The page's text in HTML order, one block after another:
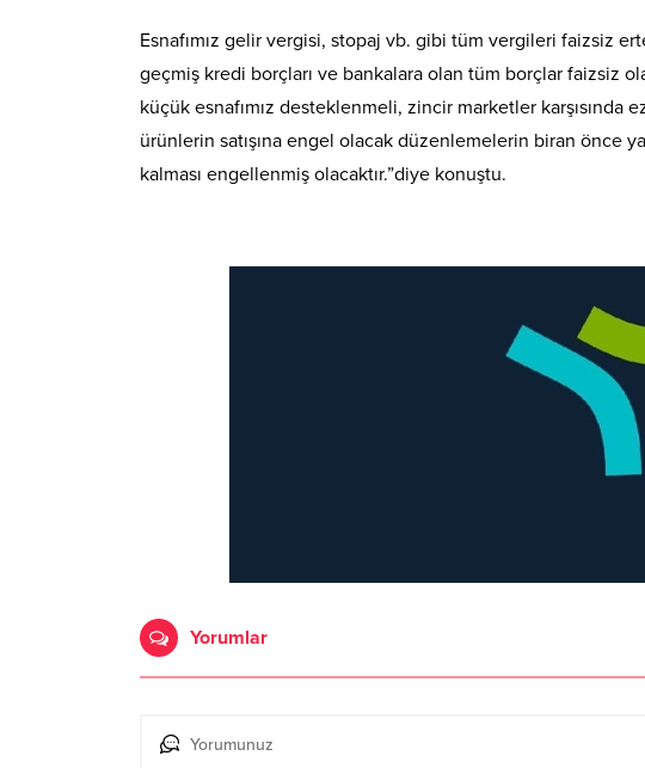
Esnafımız gelir vergisi, stopaj vb. gibi tüm vergileri faizsiz
geçmiş kredi borçları ve bankalara olan tüm borçlar faizsiz
küçük esnafımız desteklenmeli, zincir marketler
ürünlerin satışına engel olacak düzenlemelerin biran önce
kalması engellenmiş olacaktır.”diye konuştu.
Yorumlar